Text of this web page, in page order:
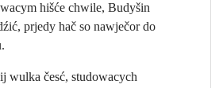
hišće chwile, Budyšin
prjedy hač so nawječor do
wulka česć, studowacych